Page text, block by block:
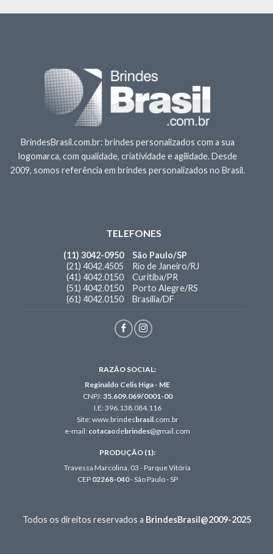
BrindesBrasil.com.br: brindes personalizados com a sua
logomarca, com qualidade, criatividade e agilidade. Desde
2009, somos referência em brindes personalizados no Brasil.
TELEFONES
(11) 3042-0950
(21) 4042.4505
(41) 4042.0150
(51) 4042.0150
(61) 4042.0150
São Paulo/SP
Rio de Janeiro/RJ
Curitiba/PR
Porto Alegre/RS
Brasília/DF
RAZÃO SOCIAL:
Reginaldo Celis Higa - ME
CNPJ: 35.609.069/0001-00
I.E: 396.138.084.116
Site: www.brindesbrasil.com.br
e-mail: cotacaodebrindes@gmail.com
PRODUÇÃO (1):
Travessa Marcolina, 03 - Parque Vitória
CEP 02268-040- São Paulo - SP
Todos os direitos reservados a BrindesBrasil@2009-2025